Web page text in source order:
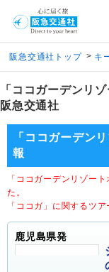
阪急交通社トップ > キ
「ココガーデンリ
阪急交通社
「ココガーデン
報
「ココガーデンリゾー
た。
「ココガ」に関するツ
鹿児島県発